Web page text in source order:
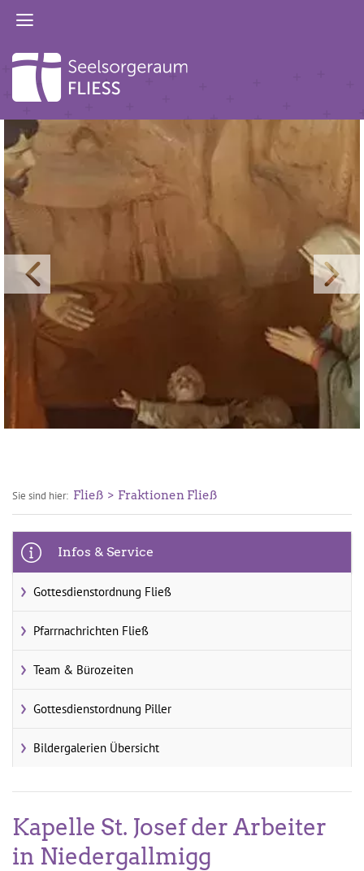
Sie sind hier: Fließ Fraktionen Fließ
Infos & Service
Gottesdienstordnung Fließ
Pfarrnachrichten Fließ
Team & Bürozeiten
Gottesdienstordnung Piller
Bildergalerien Übersicht
Kapelle St. Josef der Arbeiter
in Niedergallmigg